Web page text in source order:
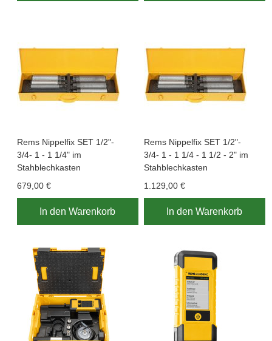
Rems Nippelfix SET 1/2"-
3/4- 1 - 1 1/4" im
Stahblechkasten
679,00 €
In den Warenkorb
Rems Nippelfix SET 1/2"-
3/4- 1 - 1 1/4 - 1 1/2 - 2" im
Stahblechkasten
1.129,00 €
In den Warenkorb